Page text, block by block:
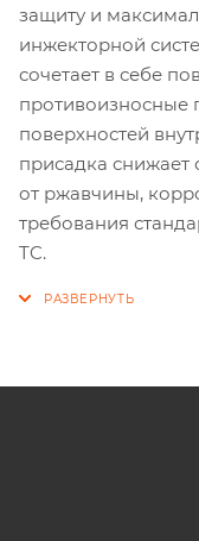
защиту и
инжекторной
сочетает в себе
противоизносные
поверхностей
присадка
от ржавчины,
требования
TC.